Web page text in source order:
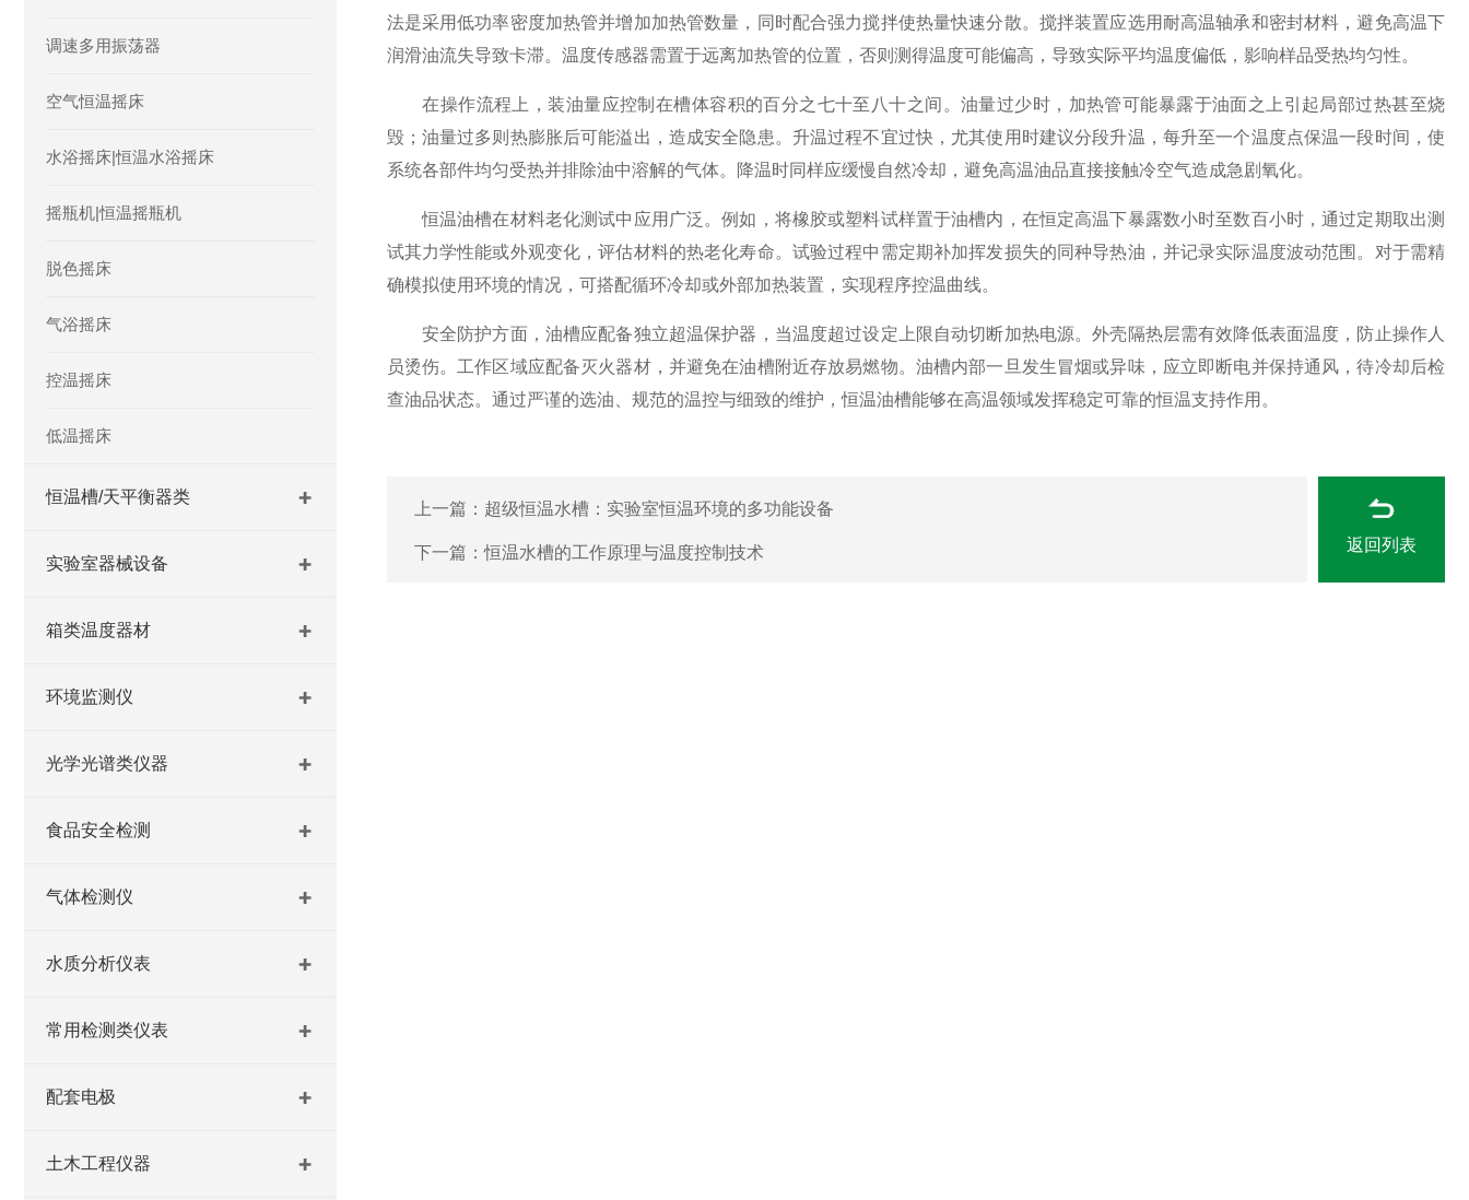
法是采用低功率密度加热管并增加加热管数量，同时配合强力搅拌使热量快速分散。搅拌装置应选用耐高温轴承和密封材料，避免高温下
润滑油流失导致卡滞。温度传感器需置于远离加热管的位置，否则测得温度可能偏高，导致实际平均温度偏低，影响样品受热均匀性。
在操作流程上，装油量应控制在槽体容积的百分之七十至八十之间。油量过少时，加热管可能暴露于油面之上引起局部过热甚至烧
毁；油量过多则热膨胀后可能溢出，造成安全隐患。升温过程不宜过快，尤其使用时建议分段升温，每升至一个温度点保温一段时间，使
系统各部件均匀受热并排除油中溶解的气体。降温时同样应缓慢自然冷却，避免高温油品直接接触冷空气造成急剧氧化。
恒温油槽在材料老化测试中应用广泛。例如，将橡胶或塑料试样置于油槽内，在恒定高温下暴露数小时至数百小时，通过定期取出测
试其力学性能或外观变化，评估材料的热老化寿命。试验过程中需定期补加挥发损失的同种导热油，并记录实际温度波动范围。对于需精
确模拟使用环境的情况，可搭配循环冷却或外部加热装置，实现程序控温曲线。
安全防护方面，油槽应配备独立超温保护器，当温度超过设定上限自动切断加热电源。外壳隔热层需有效降低表面温度，防止操作人
员烫伤。工作区域应配备灭火器材，并避免在油槽附近存放易燃物。油槽内部一旦发生冒烟或异味，应立即断电并保持通风，待冷却后检
查油品状态。通过严谨的选油、规范的温控与细致的维护，恒温油槽能够在高温领域发挥稳定可靠的恒温支持作用。
上一篇： 超级恒温水槽：实验室恒温环境的多功能设备
下一篇：恒温水槽的工作原理与温度控制技术 返回列表
调速多用振荡器
空气恒温摇床
水浴摇床|恒温水浴摇床
摇瓶机|恒温摇瓶机
脱色摇床
气浴摇床
控温摇床
低温摇床
恒温槽/天平衡器类
实验室器械设备
箱类温度器材
环境监测仪
光学光谱类仪器
食品安全检测
气体检测仪
水质分析仪表
常用检测类仪表
配套电极
土木工程仪器